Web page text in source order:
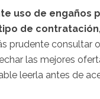
uso de
de contratación,
prudente consultar
las mejores
leerla antes de